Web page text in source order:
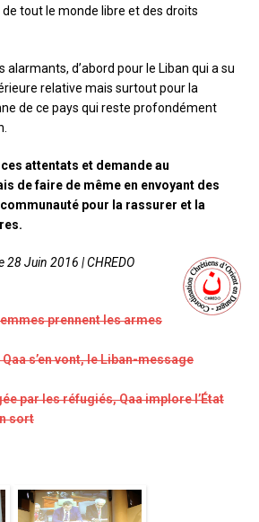
tout le monde libre et des droits
d’abord pour le Liban qui a su
relative mais surtout pour la
de ce pays qui reste profondément
ces attentats et demande au
de faire de même en envoyant des
pour la rassurer et la
28 Juin 2016 | CHREDO
prennent les armes
s’en vont, le Liban-message
par les réfugiés, Qaa implore l’État
sort